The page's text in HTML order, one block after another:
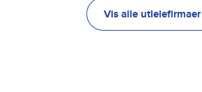
Vis alle utleiefirmaer